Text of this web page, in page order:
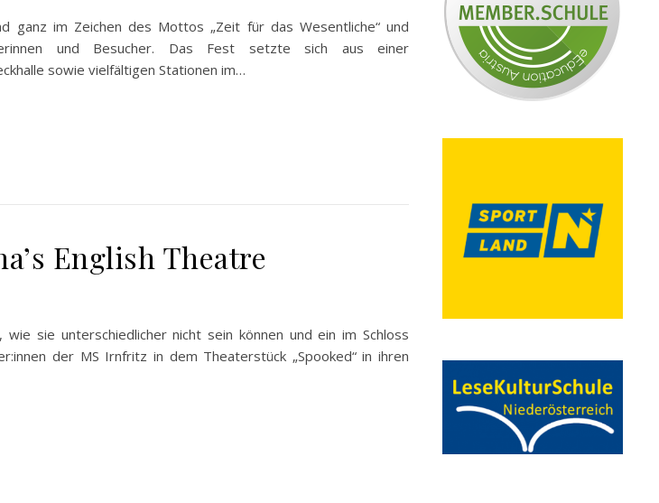
ganz im Zeichen des Mottos „Zeit für das Wesentliche“ und
und Besucher. Das Fest setzte sich aus einer
sowie vielfältigen Stationen im…
English Theatre
sie unterschiedlicher nicht sein können und ein im Schloss
der MS Irnfritz in dem Theaterstück „Spooked“ in ihren